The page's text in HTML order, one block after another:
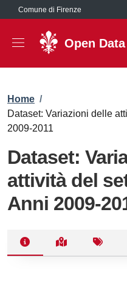
Salta al contenuto principale
Comune di Firenze
Open Data
Briciole di pane
Home /
Dataset: Variazioni delle
2009-2011
Dataset:
attività del
Anni 2009-